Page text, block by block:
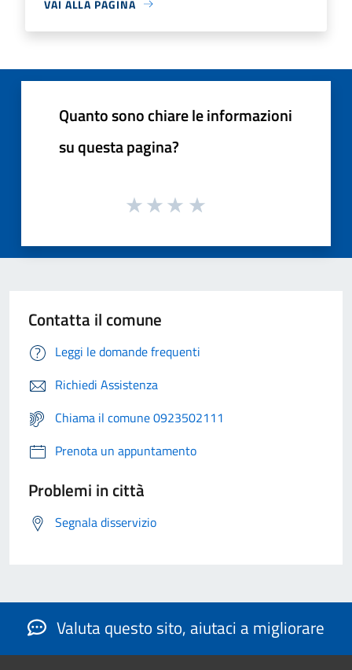
VAI ALLA PAGINA
Quanto sono chiare le informazioni
su questa pagina?
Contatta il comune
Leggi le domande frequenti
Richiedi Assistenza
Chiama il comune 0923502111
Prenota un appuntamento
Problemi in città
Segnala disservizio
Valuta questo sito, aiutaci a migliorare